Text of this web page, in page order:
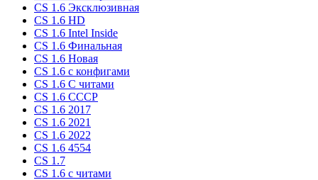
CS 1.6 Эксклюзивная
CS 1.6 HD
CS 1.6 Intel Inside
CS 1.6 Финальная
CS 1.6 Новая
CS 1.6 с конфигами
CS 1.6 С читами
CS 1.6 CCCP
CS 1.6 2017
CS 1.6 2021
CS 1.6 2022
CS 1.6 4554
CS 1.7
CS 1.6 с читами